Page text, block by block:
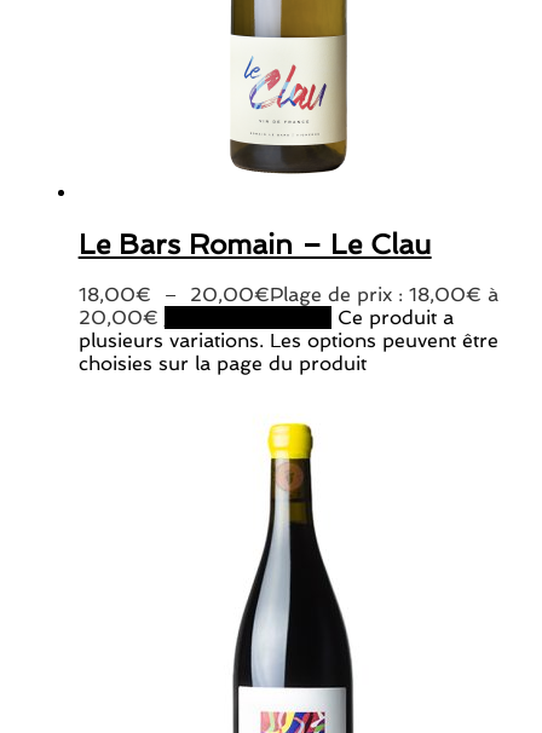
Le Bars Romain – Le Clau
18,00€ – 20,00€Plage de prix : 18,00€ à
20,00€
Ce produit a
plusieurs variations. Les options peuvent être
choisies sur la page du produit